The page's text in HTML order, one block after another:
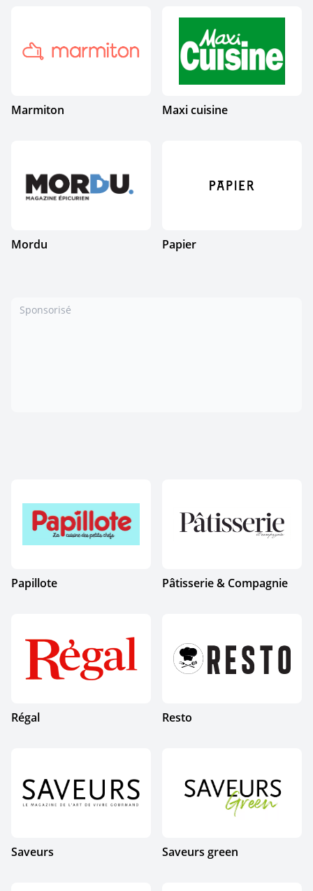
Marmiton Maxi cuisine
Mordu Papier
Sponsorisé
Papillote Pâtisserie & Compagnie
Régal Resto
Saveurs Saveurs green